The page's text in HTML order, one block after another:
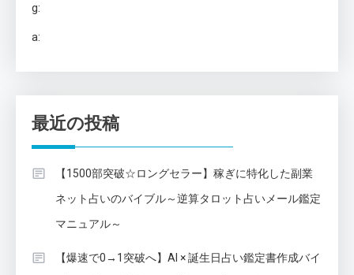
g:
a:
最近の投稿
【1500部突破☆ロングセラー】稼ぎに特化した副業
ネット占いのバイブル～逆算タロット占いメール鑑定
マニュアル～
【爆速で0→1突破へ】AI × 誕生日占い鑑定書作成バイ